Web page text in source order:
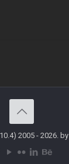
2005 - 2026. by